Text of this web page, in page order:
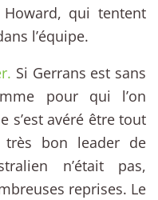
qui tentent
l’équipe.
Si Gerrans est sans
pour qui l’on
s’est avéré être tout
bon leader de
n’était pas,
reprises. Le